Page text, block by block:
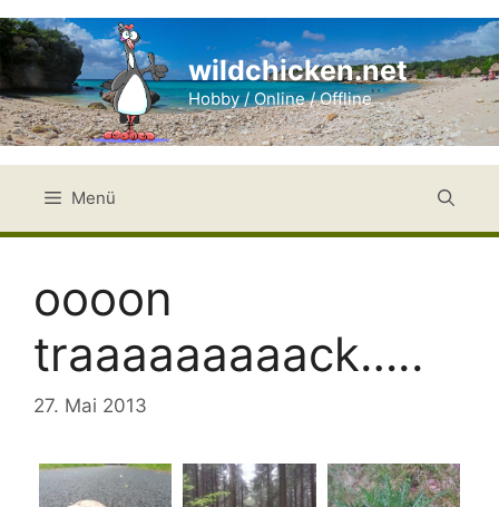
Zum
Inhalt
springen
wildchicken.net
Hobby / Online / Offline
Menü
oooon
traaaaaaaaack…..
27. Mai 2013